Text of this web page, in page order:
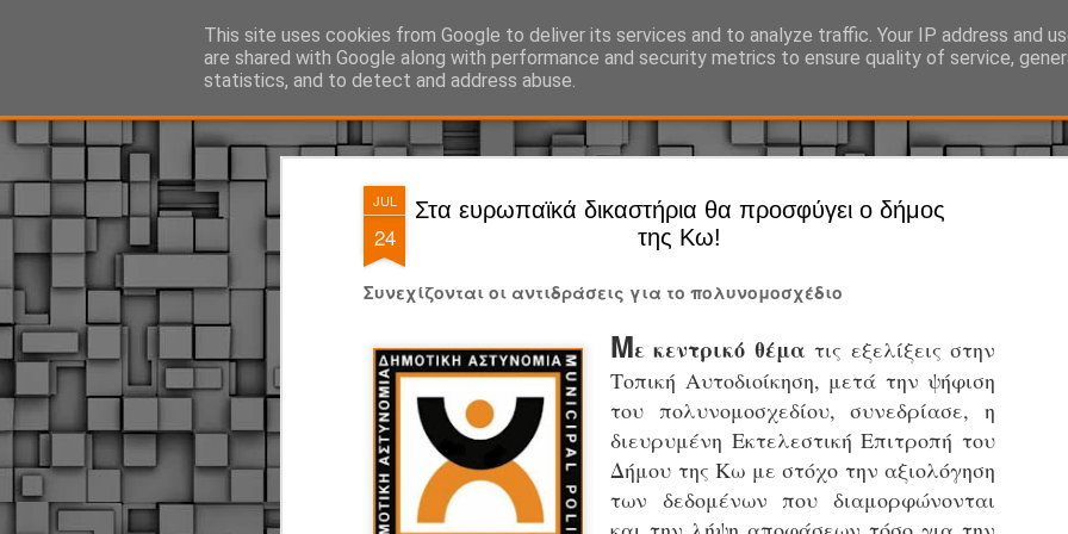
JUL
24
Στα ευρωπαϊκά δικαστήρια θα προσφύγει ο δήμος
της Κω!
Συνεχίζονται οι αντιδράσεις για το πολυνομοσχέδιο
Με κεντρικό θέμα τις εξελίξεις στην
Τοπική Αυτοδιοίκηση, μετά την ψήφιση
του πολυνομοσχεδίου, συνεδρίασε, η
διευρυμένη Εκτελεστική Επιτροπή του
Δήμου της Κω με στόχο την αξιολόγηση
των δεδομένων που διαμορφώνονται
This site uses cookies from Google to deliver its services and to analyze traffic. Your IP address and
are shared with Google along with performance and security metrics to ensure quality of service,
statistics, and to detect and address abuse.
ΔΗΜΟΤΙΚΗ ΑΣΤΥΝΟΜΙΑ, τα νέα! Ό, τι συμβαίνει γύρω από τη Δημοτική Αστυνομία, την τοπική
JUL
Άργος -
Ξεκινά επίσημα η
Η Δημοτική Αστυνομία
καθώς από την 1η
επιχειρησιακή
παρουσία του Δήμου
χώρους.
Η νέα υπηρεσία θα